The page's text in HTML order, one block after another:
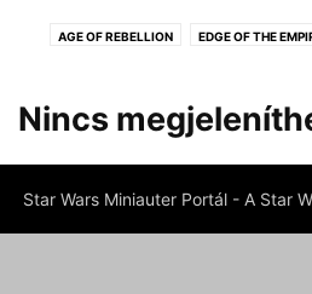
AGE OF REBELLION EDGE OF THE
Nincs
Star Wars Miniauter Portál - A Star